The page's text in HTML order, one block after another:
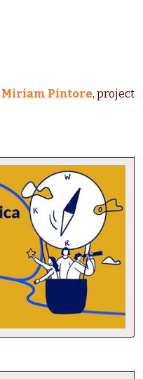
Miriam Pintore, project